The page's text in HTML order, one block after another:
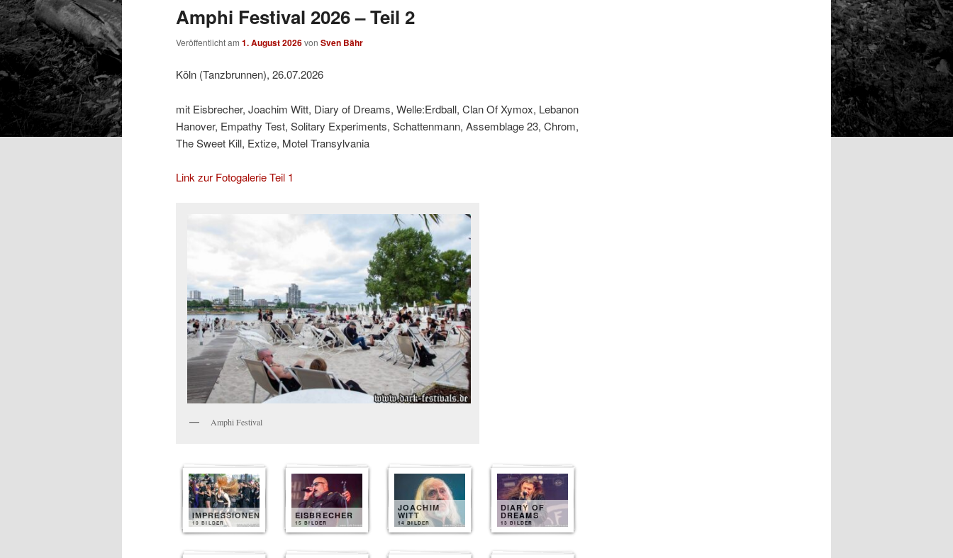
Amphi Festival 2026 – Teil 2
Veröffentlicht am 1. August 2026von Sven Bähr
Köln (Tanzbrunnen), 26.07.2026
mit Eisbrecher, Joachim Witt, Diary of Dreams, Welle:Erdball, Clan Of Xymox, Lebanon
Hanover, Empathy Test, Solitary Experiments, Schattenmann, Assemblage 23, Chrom,
The Sweet Kill, Extize, Motel Transylvania
Link zur Fotogalerie Teil 1
Amphi Festival
IMPRESSIONEN
10 BILDER
EISBRECHER
15 BILDER
JOACHIM
WITT
14 BILDER
DIARY OF
DREAMS
13 BILDER